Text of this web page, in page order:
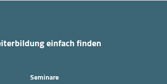
einfach finden
Seminare